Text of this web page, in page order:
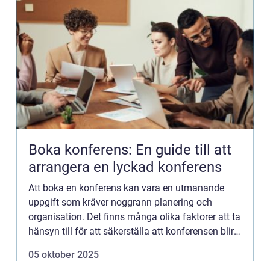
Boka konferens: En guide till att
arrangera en lyckad konferens
Att boka en konferens kan vara en utmanande
uppgift som kräver noggrann planering och
organisation. Det finns många olika faktorer att ta
hänsyn till för att säkerställa att konferensen blir
05 oktober 2025